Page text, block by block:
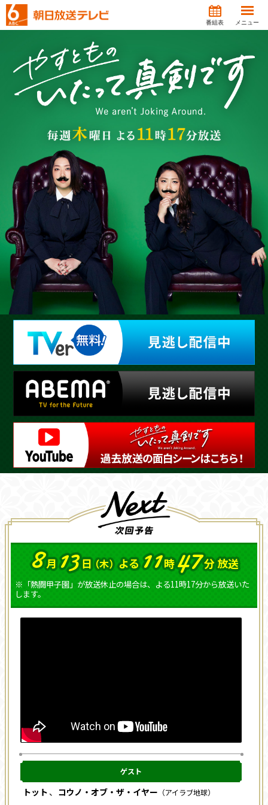
番組表 メニュー
8月13日（木）よる11時47分 放送
※「熱闘甲子園」が放送休止の場合は、よる11時17分から放送いた
します。
ゲスト
トット コウノ・オブ・ザ・イヤー （アイラブ地球）